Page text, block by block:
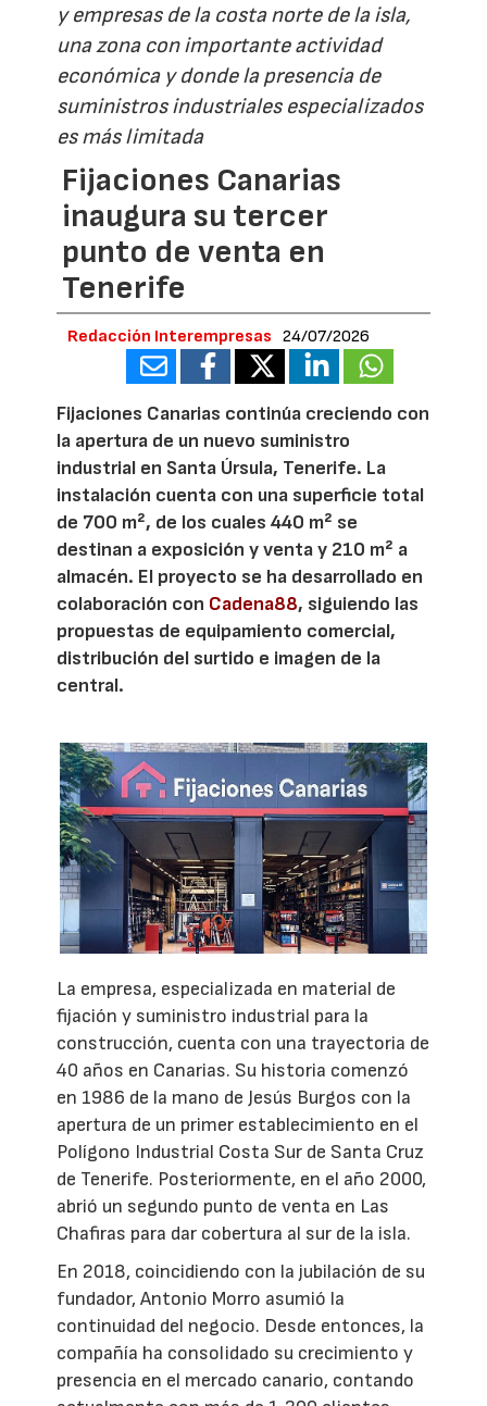
y empresas de la costa norte de la isla,
una zona con importante actividad
económica y donde la presencia de
suministros industriales especializados
es más limitada
Fijaciones Canarias
inaugura su tercer
punto de venta en
Tenerife
Redacción Interempresas 24/07/2026
Fijaciones Canarias continúa creciendo con
la apertura de un nuevo suministro
industrial en Santa Úrsula, Tenerife. La
instalación cuenta con una superficie total
de 700 m², de los cuales 440 m² se
destinan a exposición y venta y 210 m² a
almacén. El proyecto se ha desarrollado en
colaboración con Cadena88, siguiendo las
propuestas de equipamiento comercial,
distribución del surtido e imagen de la
central.
La empresa, especializada en material de
fijación y suministro industrial para la
construcción, cuenta con una trayectoria de
40 años en Canarias. Su historia comenzó
en 1986 de la mano de Jesús Burgos con la
apertura de un primer establecimiento en el
Polígono Industrial Costa Sur de Santa Cruz
de Tenerife. Posteriormente, en el año 2000,
abrió un segundo punto de venta en Las
Chafiras para dar cobertura al sur de la isla.
En 2018, coincidiendo con la jubilación de su
fundador, Antonio Morro asumió la
continuidad del negocio. Desde entonces, la
compañía ha consolidado su crecimiento y
presencia en el mercado canario, contando